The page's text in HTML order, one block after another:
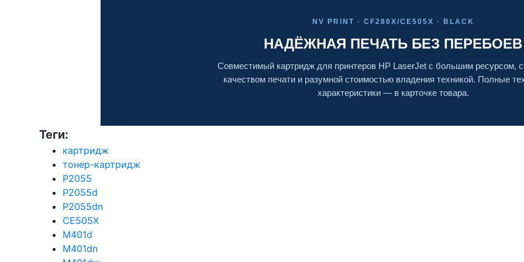
NV PRINT · CF280X/CE505X · BLACK
НАДЁЖНАЯ ПЕЧАТЬ БЕЗ ПЕРЕБОЕВ
Совместимый картридж для принтеров HP LaserJet с большим ресурсом,
качеством печати и разумной стоимостью владения техникой. Полные
характеристики — в карточке товара.
Теги:
картридж
тонер-картридж
P2055
P2055d
P2055dn
CE505X
M401d
M401dn